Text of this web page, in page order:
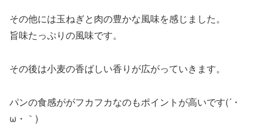
その他には玉ねぎと肉の豊かな風味を感じました。
旨味たっぷりの風味です。
その後は小麦の香ばしい香りが広がっていきます。
パンの食感ががフカフカなのもポイントが高いです(´・
ω・｀)